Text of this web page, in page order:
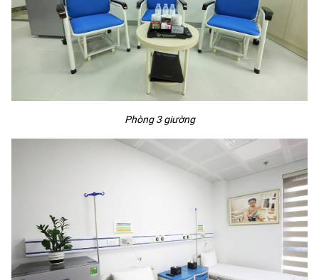
Phòng 3 giường